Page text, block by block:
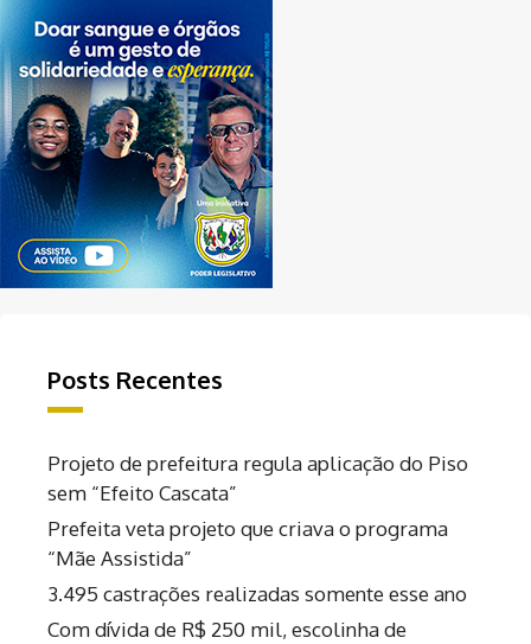
Posts Recentes
Projeto de prefeitura regula aplicação do Piso
sem “Efeito Cascata”
Prefeita veta projeto que criava o programa
“Mãe Assistida”
3.495 castrações realizadas somente esse ano
Com dívida de R$ 250 mil, escolinha de